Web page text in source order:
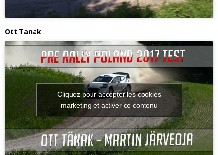
Ott Tanak
Cliquez pour accepter les cookies
marketing et activer ce contenu